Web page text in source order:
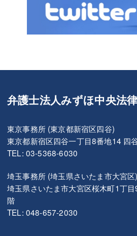
弁護士法人みずほ中央法
東京事務所 (東京都新宿区四谷)
東京都新宿区四谷一丁目8番地14 四
TEL: 03-5368-6030
埼玉事務所 (埼玉県さいたま市大宮区)
埼玉県さいたま市大宮区桜木町1丁
階
TEL: 048-657-2030